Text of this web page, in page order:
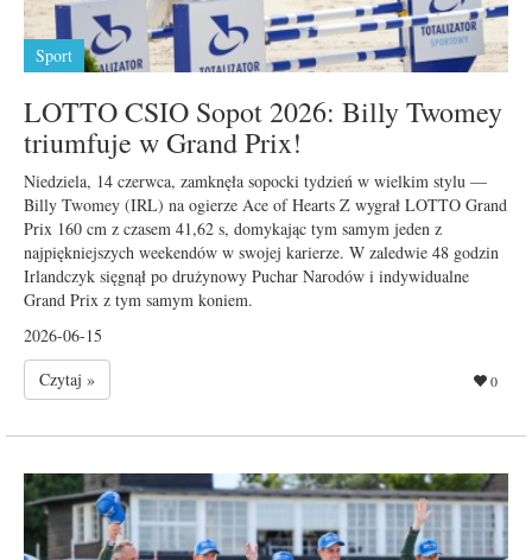
Sport
LOTTO CSIO Sopot 2026: Billy Twomey
triumfuje w Grand Prix!
Niedziela, 14 czerwca, zamknęła sopocki tydzień w wielkim stylu —
Billy Twomey (IRL) na ogierze Ace of Hearts Z wygrał LOTTO Grand
Prix 160 cm z czasem 41,62 s, domykając tym samym jeden z
najpiękniejszych weekendów w swojej karierze. W zaledwie 48 godzin
Irlandczyk sięgnął po drużynowy Puchar Narodów i indywidualne
Grand Prix z tym samym koniem.
2026-06-15
Czytaj »
0